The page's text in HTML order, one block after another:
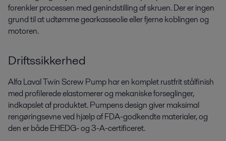
forenkler processen med genindstilling af skruen. Der er ingen
grund til at udtømme gearkasseolie eller fjerne koblingen og
motoren.
Driftssikkerhed
Alfa Laval Twin Screw Pump har en komplet rustfrit stålfinish
med profilerede elastomerer og mekaniske forseglinger,
indkapslet af produktet. Pumpens design giver maksimal
rengøringsevne ved hjælp af FDA-godkendte materialer, og
den er både EHEDG- og 3-A-certificeret.